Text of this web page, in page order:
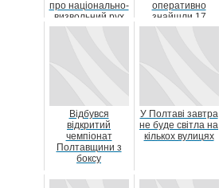
про національно-
визвольний рух
українського
оперативно
знайшли 17
річного хлопця
Відбувся
відкритий
чемпіонат
Полтавщини з
боксу
У Полтаві завтра
не буде світла на
кількох вулицях